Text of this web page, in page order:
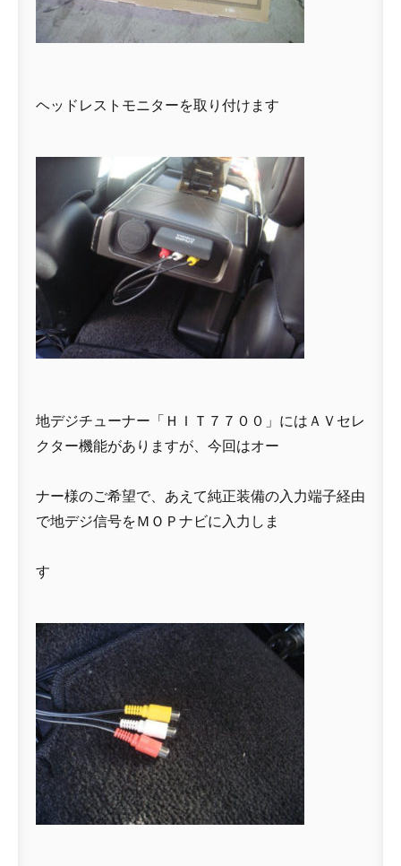
ヘッドレストモニターを取り付けます
地デジチューナー「ＨＩＴ７７００」にはＡＶセレ
クター機能がありますが、今回はオー
ナー様のご希望で、あえて純正装備の入力端子経由
で地デジ信号をＭＯＰナビに入力しま
す